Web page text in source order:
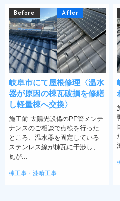
Before After
岐阜市にて屋根修理〈温水
器が原因の棟瓦破損を修繕
し軽量棟へ交換〉
施工前 太陽光設備のPF管メンテ
ナンスのご相談で点検を行った
ところ、温水器を固定している
ステンレス線が棟瓦に干渉し、
瓦が...
棟工事・漆喰工事